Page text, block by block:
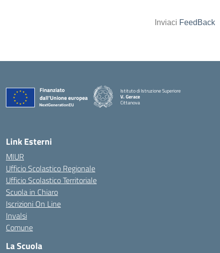
Inviaci FeedBack
Istituto di Istruzione Superiore
V. Gerace
Cittanova
Link Esterni
MIUR
Ufficio Scolastico Regionale
Ufficio Scolastico Territoriale
Scuola in Chiaro
Iscrizioni On Line
Invalsi
Comune
La Scuola